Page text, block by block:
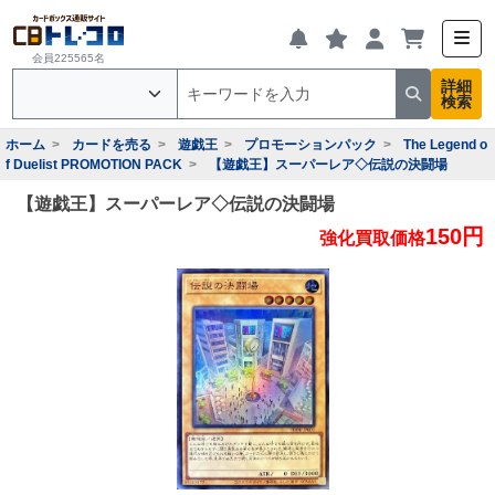
会員225565名
詳細
検索
ホーム カードを売る 遊戯王 プロモーションパック
The Legend o
f Duelist PROMOTION PACK
【遊戯王】スーパーレア◇伝説の決闘場
【遊戯王】スーパーレア◇伝説の決闘場
強化買取価格150円